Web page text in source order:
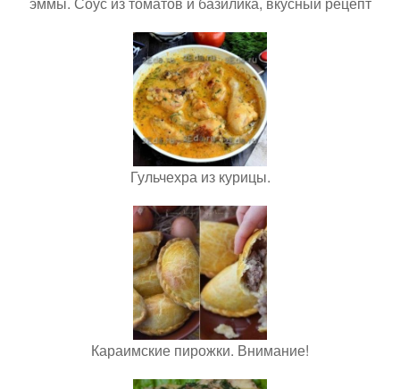
Гульчехра из курицы.
Караимские пирожки. Внимание!